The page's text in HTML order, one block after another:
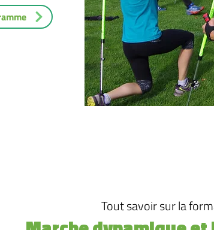
Tout savoir sur la